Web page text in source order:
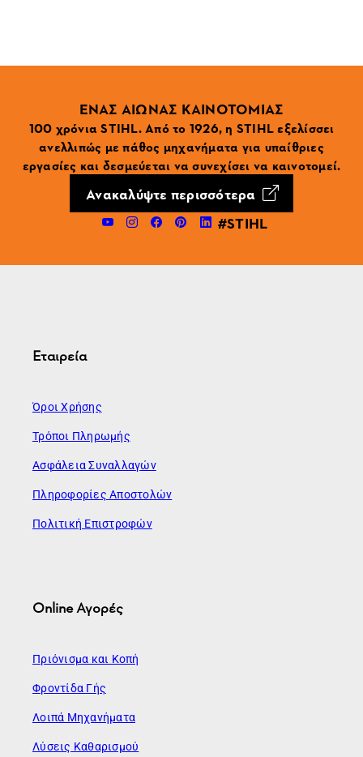
ΕΝΑΣ ΑΙΩΝΑΣ ΚΑΙΝΟΤΟΜΙΑΣ
100 χρόνια STIHL. Από το 1926, η STIHL εξελίσσει
ανελλιπώς με πάθος μηχανήματα για υπαίθριες
εργασίες και δεσμεύεται να συνεχίσει να καινοτομεί.
Ανακαλύψτε περισσότερα
#STIHL
Εταιρεία
Όροι Χρήσης
Τρόποι Πληρωμής
Ασφάλεια Συναλλαγών
Πληροφορίες Αποστολών
Πολιτική Επιστροφών
Online Αγορές
Πριόνισμα και Κοπή
Φροντίδα Γής
Λοιπά Μηχανήματα
Λύσεις Καθαρισμού